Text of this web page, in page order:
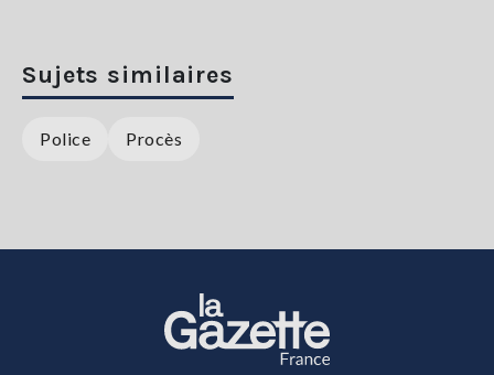
Sujets similaires
Police Procès